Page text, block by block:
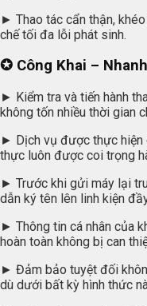
► Thao tác cẩn thận,
chế tối đa lỗi phát sinh.
✪ Công Khai –
► Kiểm tra và tiến hành
không tốn nhiều thời gian
► Dịch vụ được thực hiện
thực luôn được coi trọng
► Trước khi gửi máy lại
dẫn ký tên lên linh kiện
► Thông tin cá nhân của
hoàn toàn không bị can
► Đảm bảo tuyệt đối
dù dưới bất kỳ hình thức